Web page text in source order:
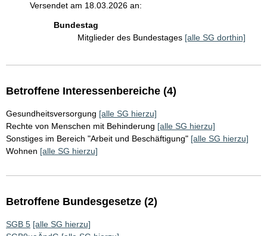
Versendet am 18.03.2026 an:
Bundestag
Mitglieder des Bundestages [alle SG dorthin]
Betroffene Interessenbereiche (4)
Gesundheitsversorgung [alle SG hierzu]
Rechte von Menschen mit Behinderung [alle SG hierzu]
Sonstiges im Bereich "Arbeit und Beschäftigung" [alle SG hierzu]
Wohnen [alle SG hierzu]
Betroffene Bundesgesetze (2)
SGB 5 [alle SG hierzu]